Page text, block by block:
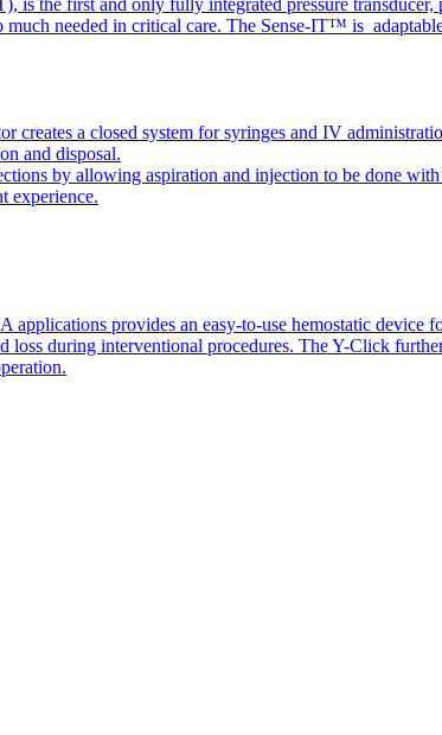
is the first and only fully integrated pressure
much needed in critical care. The Sense-IT™ is
creates a closed system for syringes and IV
and disposal.
by allowing aspiration and injection to be done
experience.
applications provides an easy-to-use hemostatic
loss during interventional procedures. The Y-Click